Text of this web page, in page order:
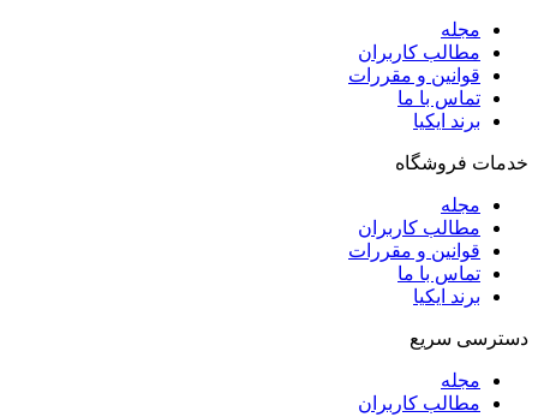
مجله
مطالب کاربران
قوانین و مقررات
تماس با ما
برند ایکیا
خدمات فروشگاه
مجله
مطالب کاربران
قوانین و مقررات
تماس با ما
برند ایکیا
دسترسی سریع
مجله
مطالب کاربران